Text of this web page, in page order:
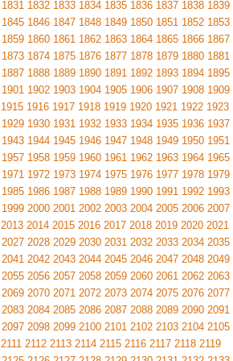
1831 1832 1833 1834 1835 1836 1837 1838 1839
1845 1846 1847 1848 1849 1850 1851 1852 1853
1859 1860 1861 1862 1863 1864 1865 1866 1867
1873 1874 1875 1876 1877 1878 1879 1880 1881
1887 1888 1889 1890 1891 1892 1893 1894 1895
1901 1902 1903 1904 1905 1906 1907 1908 1909
1915 1916 1917 1918 1919 1920 1921 1922 1923
1929 1930 1931 1932 1933 1934 1935 1936 1937
1943 1944 1945 1946 1947 1948 1949 1950 1951
1957 1958 1959 1960 1961 1962 1963 1964 1965
1971 1972 1973 1974 1975 1976 1977 1978 1979
1985 1986 1987 1988 1989 1990 1991 1992 1993
1999 2000 2001 2002 2003 2004 2005 2006 2007
2013 2014 2015 2016 2017 2018 2019 2020 2021
2027 2028 2029 2030 2031 2032 2033 2034 2035
2041 2042 2043 2044 2045 2046 2047 2048 2049
2055 2056 2057 2058 2059 2060 2061 2062 2063
2069 2070 2071 2072 2073 2074 2075 2076 2077
2083 2084 2085 2086 2087 2088 2089 2090 2091
2097 2098 2099 2100 2101 2102 2103 2104 2105
2111 2112 2113 2114 2115 2116 2117 2118 2119